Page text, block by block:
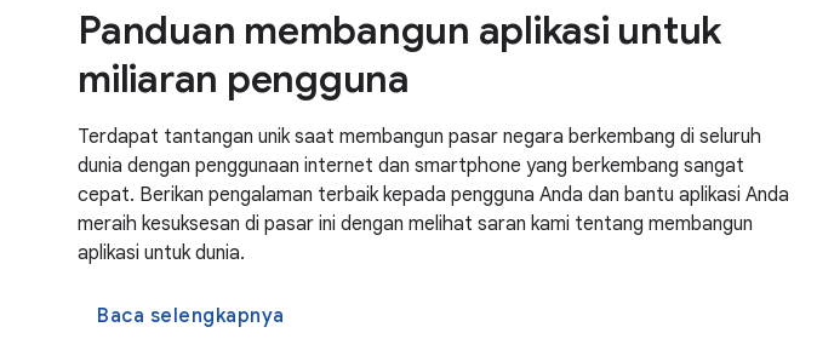
Panduan membangun aplikasi untuk
miliaran pengguna
Terdapat tantangan unik saat membangun pasar negara berkembang di seluruh
dunia dengan penggunaan internet dan smartphone yang berkembang sangat
cepat. Berikan pengalaman terbaik kepada pengguna Anda dan bantu aplikasi Anda
meraih kesuksesan di pasar ini dengan melihat saran kami tentang membangun
aplikasi untuk dunia.
Baca selengkapnya